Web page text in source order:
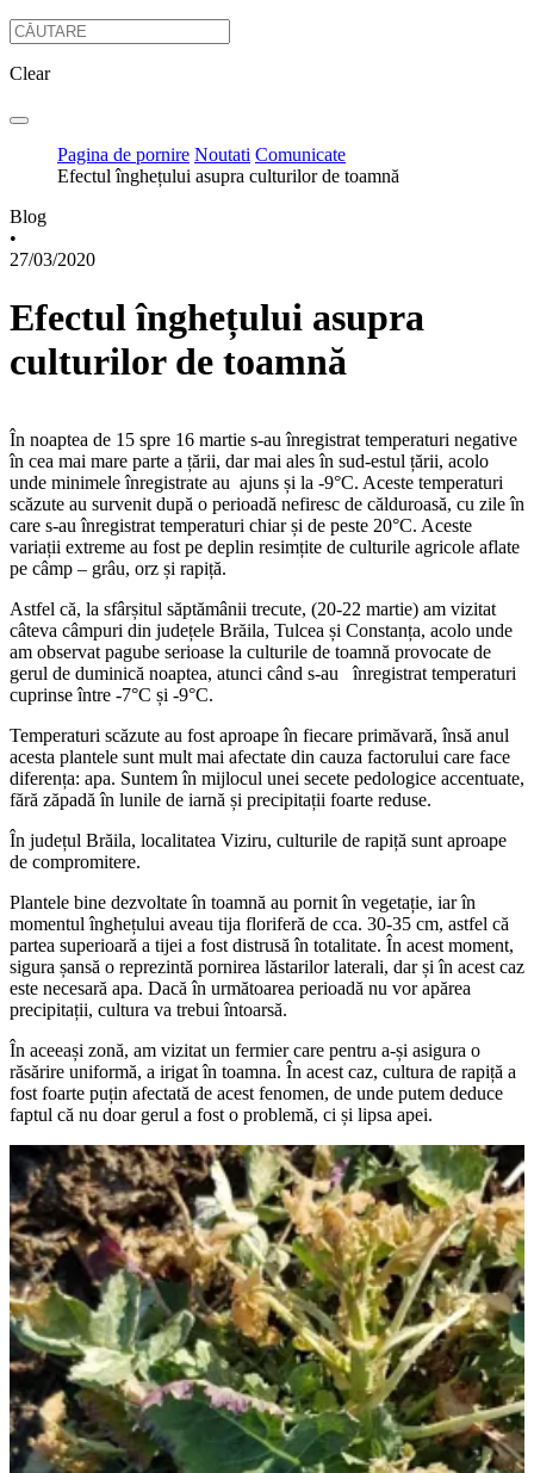
Clear
Pagina de pornire Noutati Comunicate
Efectul înghețului asupra culturilor de toamnă
Blog
•
27/03/2020
Efectul înghețului asupra
culturilor de toamnă
În noaptea de 15 spre 16 martie s-au înregistrat temperaturi negative
în cea mai mare parte a țării, dar mai ales în sud-estul țării, acolo
unde minimele înregistrate au ajuns și la -9°C. Aceste temperaturi
scăzute au survenit după o perioadă nefiresc de călduroasă, cu zile în
care s-au înregistrat temperaturi chiar și de peste 20°C. Aceste
variații extreme au fost pe deplin resimțite de culturile agricole aflate
pe câmp – grâu, orz și rapiță.
Astfel că, la sfârșitul săptămânii trecute, (20-22 martie) am vizitat
câteva câmpuri din județele Brăila, Tulcea și Constanța, acolo unde
am observat pagube serioase la culturile de toamnă provocate de
gerul de duminică noaptea, atunci când s-au înregistrat temperaturi
cuprinse între -7°C și -9°C.
Temperaturi scăzute au fost aproape în fiecare primăvară, însă anul
acesta plantele sunt mult mai afectate din cauza factorului care face
diferența: apa. Suntem în mijlocul unei secete pedologice accentuate,
fără zăpadă în lunile de iarnă și precipitații foarte reduse.
În județul Brăila, localitatea Viziru, culturile de rapiță sunt aproape
de compromitere.
Plantele bine dezvoltate în toamnă au pornit în vegetație, iar în
momentul înghețului aveau tija floriferă de cca. 30-35 cm, astfel că
partea superioară a tijei a fost distrusă în totalitate. În acest moment,
sigura șansă o reprezintă pornirea lăstarilor laterali, dar și în acest caz
este necesară apa. Dacă în următoarea perioadă nu vor apărea
precipitații, cultura va trebui întoarsă.
În aceeași zonă, am vizitat un fermier care pentru a-și asigura o
răsărire uniformă, a irigat în toamna. În acest caz, cultura de rapiță a
fost foarte puțin afectată de acest fenomen, de unde putem deduce
faptul că nu doar gerul a fost o problemă, ci și lipsa apei.